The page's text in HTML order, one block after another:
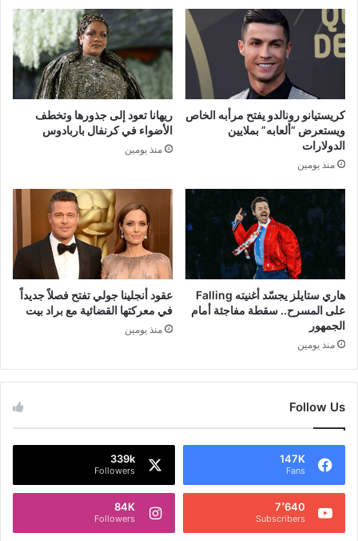
كريستيانو رونالدو يفتح مرأبه الخاص
ويستعرض “ألعابه” بملايين
الدولارات
منذ يومين
ريهانا تعود إلى جذورها وتخطف
الأضواء في كرنفال باربادوس
منذ يومين
هاري ستايلز يجسّد أغنيته Falling
على المسرح.. سقطة مفاجئة أمام
الجمهور
منذ يومين
عقود أنجلينا جولي تفتح فصلاً جديداً
في معركتها القضائية مع براد بيت
منذ يومين
Follow Us
147K
Fans
339k
Followers
7٬640
Subscribers
84K
Followers